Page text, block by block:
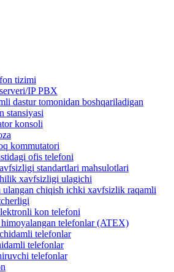
tizimi
IP PBX
dastur tomonidan boshqariladigan
stansiyasi
konsoli
kommutatori
ofis telefoni
standartlari mahsulotlari
xavfsizligi ulagichi
ulangan chiqish ichki xavfsizlik raqamli
kon telefoni
himoyalangan telefonlar (ATEX)
telefonlar
telefonlar
telefonlar